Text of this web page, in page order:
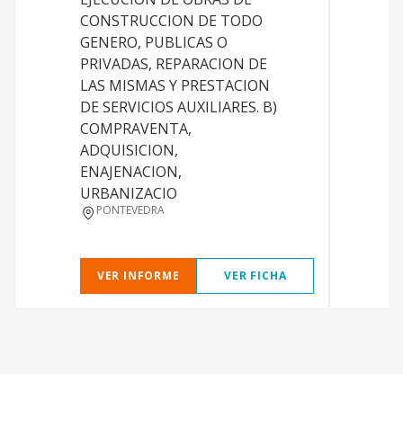
CONSTRUCCION DE TODO
GENERO, PUBLICAS O
PRIVADAS, REPARACION DE
LAS MISMAS Y PRESTACION
DE SERVICIOS AUXILIARES. B)
COMPRAVENTA,
ADQUISICION,
ENAJENACION,
URBANIZACIO
PONTEVEDRA
VER INFORME VER FICHA